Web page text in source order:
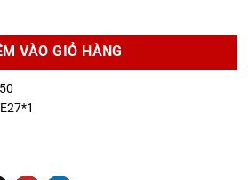
độc đáo trang trí quán cafe VN 9509 số
VÀO GIỎ HÀNG